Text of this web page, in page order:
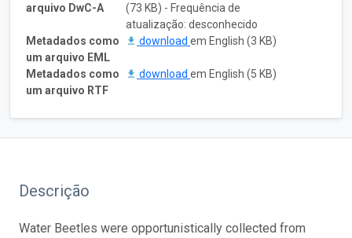
arquivo DwC-A
(73 KB) - Frequência de
atualização: desconhecido
Metadados como
um arquivo EML
download em English (3 KB)
Metadados como
um arquivo RTF
download em English (5 KB)
Descrição
Water Beetles were opportunistically collected from